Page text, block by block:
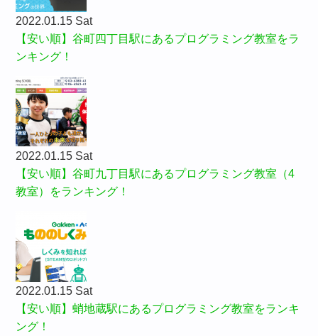
2022.01.15 Sat
【安い順】谷町四丁目駅にあるプログラミング教室をラ
ンキング！
2022.01.15 Sat
【安い順】谷町九丁目駅にあるプログラミング教室（4
教室）をランキング！
2022.01.15 Sat
【安い順】蛸地蔵駅にあるプログラミング教室をランキ
ング！